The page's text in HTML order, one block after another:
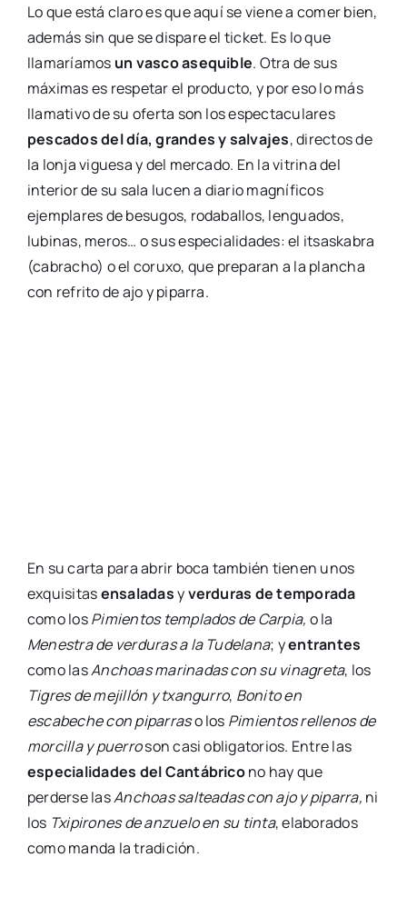
Lo que está claro es que aquí se viene a comer bien,
además sin que se dispare el ticket. Es lo que
llamaríamos un vasco asequible. Otra de sus
máximas es respetar el producto, y por eso lo más
llamativo de su oferta son los espectaculares
pescados del día, grandes y salvajes, directos de
la lonja viguesa y del mercado. En la vitrina del
interior de su sala lucen a diario magníficos
ejemplares de besugos, rodaballos, lenguados,
lubinas, meros… o sus especialidades: el itsaskabra
(cabracho) o el coruxo, que preparan a la plancha
con refrito de ajo y piparra.
En su carta para abrir boca también tienen unos
exquisitasensaladasyverduras de temporada
como losPimientos templados de Carpia, o la
Menestra de verduras a la Tudelana; yentrantes
como lasAnchoas marinadas con su vinagreta, los
Tigres de mejillón y txangurro, Bonito en
escabeche con piparraso los Pimientos rellenos de
morcilla y puerroson casi obligatorios. Entre las
especialidades del Cantábricono hay que
perderse lasAnchoas salteadas con ajo y piparra, ni
los Txipirones de anzuelo en su tinta, elaborados
como manda la tradición.